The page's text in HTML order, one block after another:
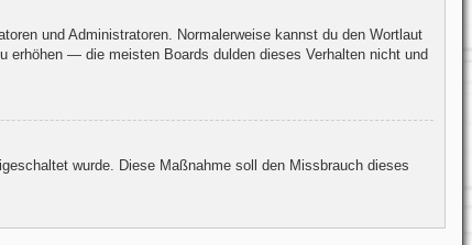
und Administratoren. Normalerweise kannst du den Wortlaut
erhöhen — die meisten Boards dulden dieses Verhalten nicht und
wurde. Diese Maßnahme soll den Missbrauch dieses